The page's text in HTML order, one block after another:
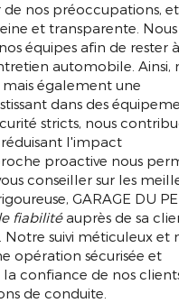
nos préoccupations,
et transparente. Nous
équipes afin de rester
automobile. Ainsi,
mais également une
dans des
stricts, nous
l'impact
proactive nous
conseiller sur les
GARAGE DU
fiabilitéauprès de sa
suivi méticuleux et
opération sécurisée et
la confiance de nos
de conduite.